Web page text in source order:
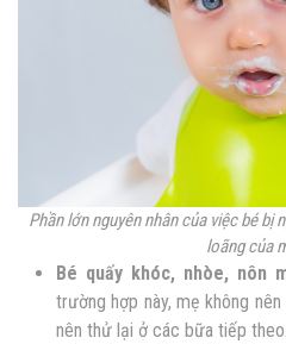
Phần lớn nguyên nhân của việc bé bị
loãng của
Bé quấy khóc, nhòe, nôn
trường hợp này, mẹ không
nên thử lại ở các bữa tiếp theo.